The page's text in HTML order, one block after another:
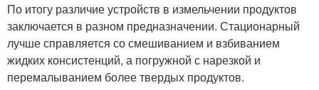
По итогу различие устройств в измельчении продуктов
заключается в разном предназначении. Стационарный
лучше справляется со смешиванием и взбиванием
жидких консистенций, а погружной с нарезкой и
перемалыванием более твердых продуктов.